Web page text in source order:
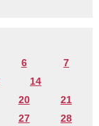
6
7
14
20
21
27
28